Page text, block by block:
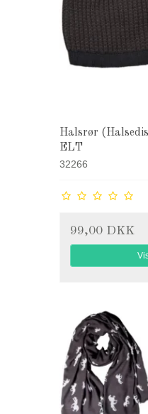
Halsrør
ELT
32266
99,00 DKK